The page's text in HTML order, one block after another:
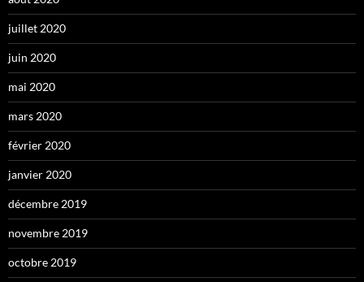
juillet 2020
juin 2020
mai 2020
mars 2020
février 2020
janvier 2020
décembre 2019
novembre 2019
octobre 2019